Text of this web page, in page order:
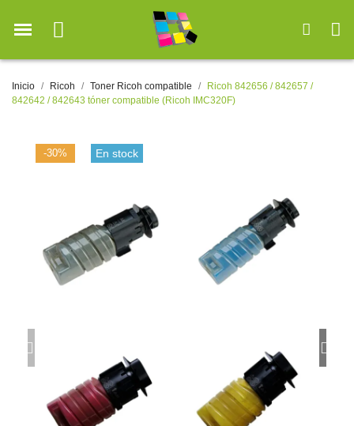
Inicio Ricoh Toner Ricoh compatible
Ricoh 842656 / 842657 /
842642 / 842643 tóner compatible (Ricoh IMC320F)
-30% En stock